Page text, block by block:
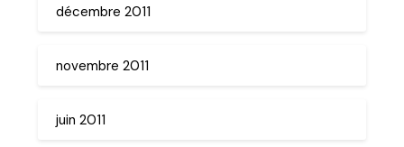
décembre 2011
novembre 2011
juin 2011